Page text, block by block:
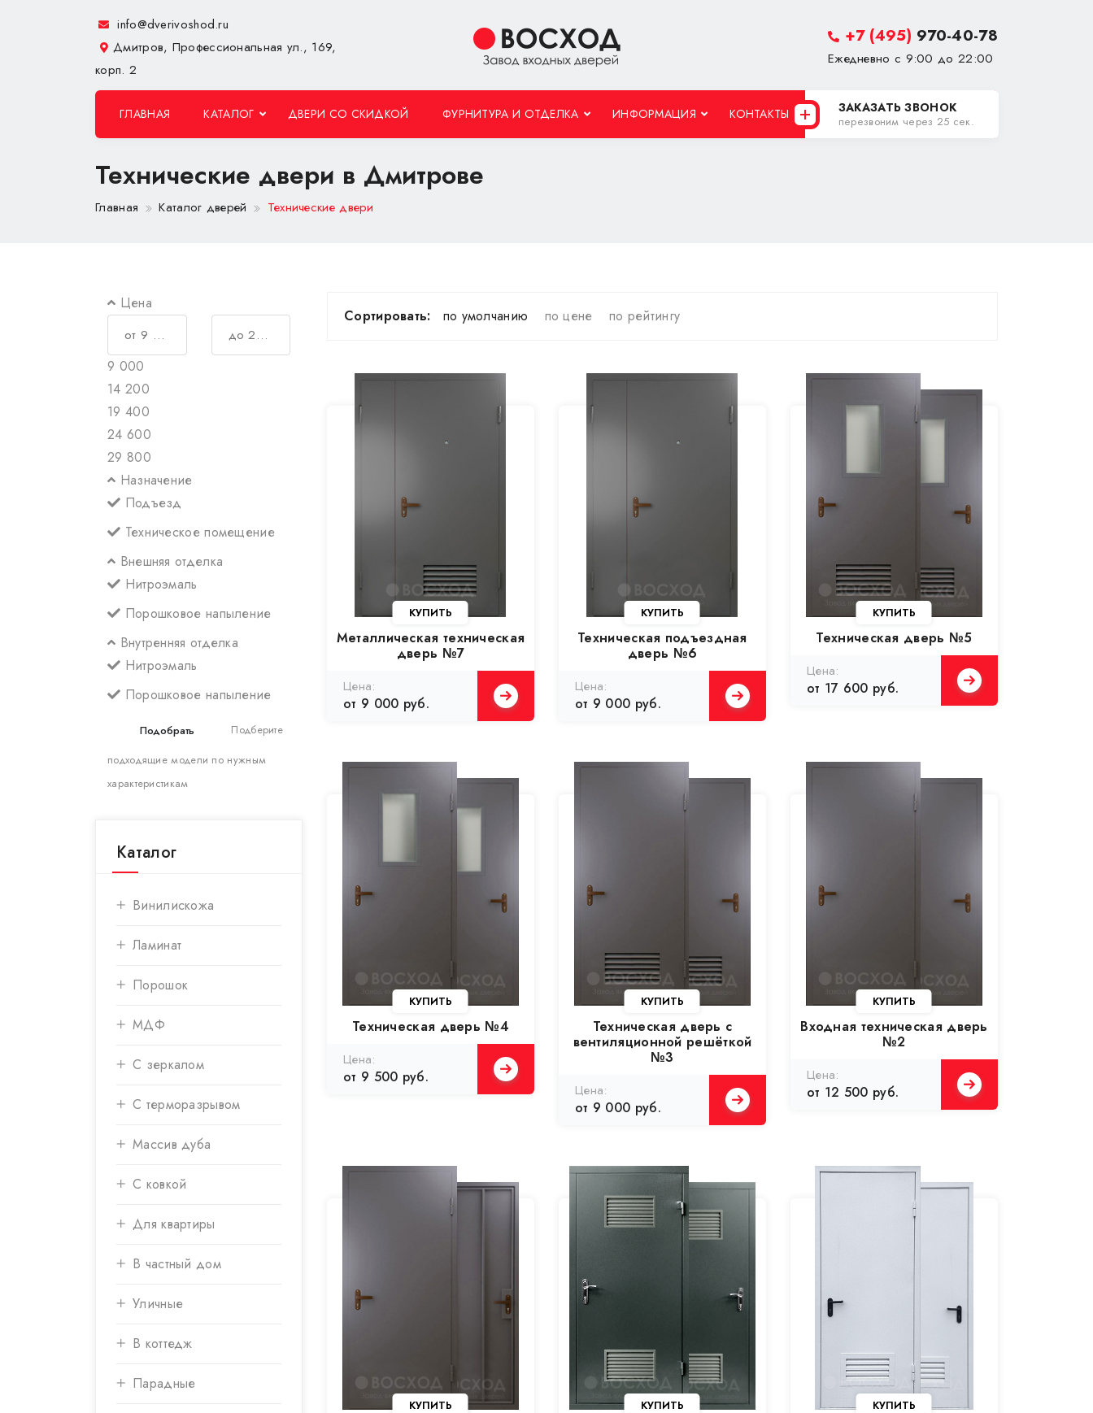
info@dverivoshod.ru
Дмитров, Профессиональная ул., 169,
корп. 2
+7 (495) 970-40-78
Ежедневно с 9:00 до 22:00
ГЛАВНАЯ КАТАЛОГ ДВЕРИ СО СКИДКОЙ ФУРНИТУРА И ОТДЕЛКА ИНФОРМАЦИЯ КОНТАКТЫ ЗАКАЗАТЬ ЗВОНОК
перезвоним через 25 сек.
Технические двери в Дмитрове
Главная Каталог дверей Технические двери
Цена
9 000
14 200
19 400
24 600
29 800
Назначение
Подъезд
Техническое помещение
Внешняя отделка
Нитроэмаль
Порошковое напыление
Внутренняя отделка
Нитроэмаль
Порошковое напыление
Подберите
подходящие модели по нужным
характеристикам
Каталог
Винилискожа
Ламинат
Порошок
МДФ
С зеркалом
С терморазрывом
Массив дуба
С ковкой
Для квартиры
В частный дом
Уличные
В коттедж
Парадные
Сортировать: по умолчанию по цене по рейтингу
КУПИТЬ
Металлическая техническая
дверь №7
Цена:
от 9 000 руб.
КУПИТЬ
Техническая подъездная
дверь №6
Цена:
от 9 000 руб.
КУПИТЬ
Техническая дверь №5
Цена:
от 17 600 руб.
КУПИТЬ
Техническая дверь №4
от 9 500 руб.
КУПИТЬ
Техническая дверь с
вентиляционной решёткой
№3
от 9 000 руб.
КУПИТЬ
Входная техническая дверь
№2
от 12 500 руб.